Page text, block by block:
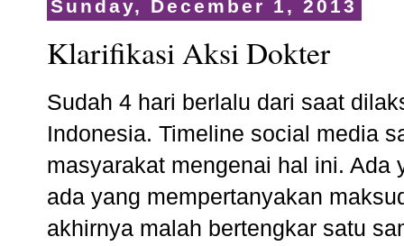
Sunday, December 1, 2013
Klarifikasi Aksi Dokter
Sudah 4 hari berlalu dari saat
Indonesia. Timeline social media
masyarakat mengenai hal ini. Ada
ada yang mempertanyakan
akhirnya malah bertengkar satu